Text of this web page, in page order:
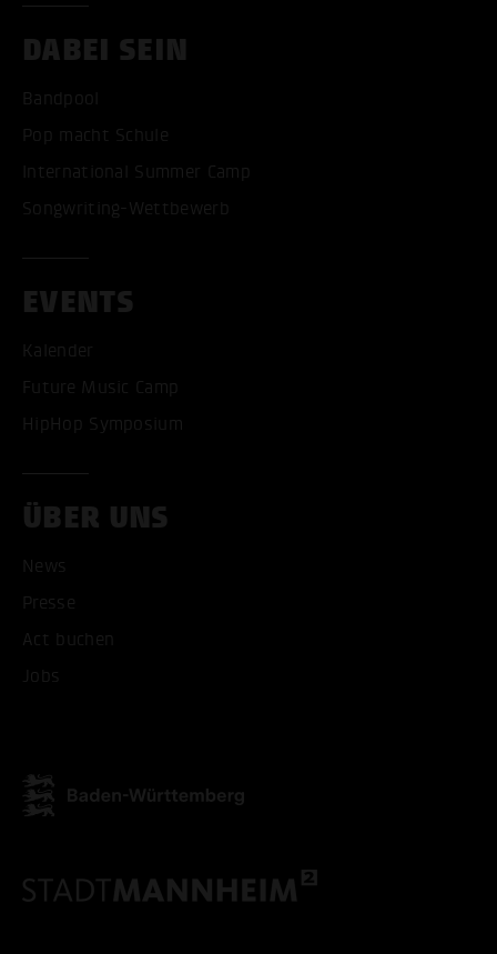
DABEI SEIN
Bandpool
Pop macht Schule
International Summer Camp
Songwriting-Wettbewerb
EVENTS
Kalender
Future Music Camp
HipHop Symposium
ÜBER UNS
News
Presse
Act buchen
Jobs